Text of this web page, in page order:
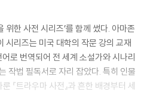
위한 사전 시리즈’를 함께 썼다. 아마존
시리즈는 미국 대학의 작문 강의 교재
로 번역되어 전 세계 소설가와 시나리
작법 필독서로 자리 잡았다. 특히 인물
『트라우마 사전』과 흔한 배경부터 세